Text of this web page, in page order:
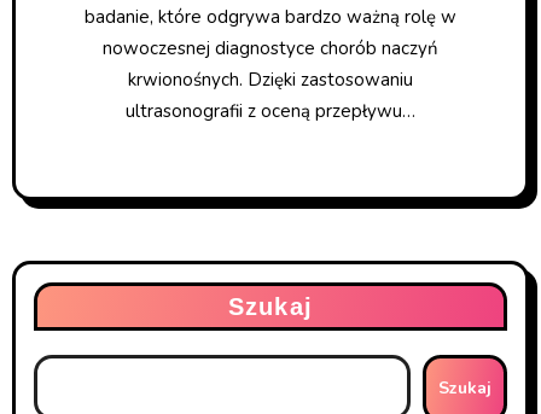
badanie, które odgrywa bardzo ważną rolę w
nowoczesnej diagnostyce chorób naczyń
krwionośnych. Dzięki zastosowaniu
ultrasonografii z oceną przepływu…
Szukaj
Szukaj